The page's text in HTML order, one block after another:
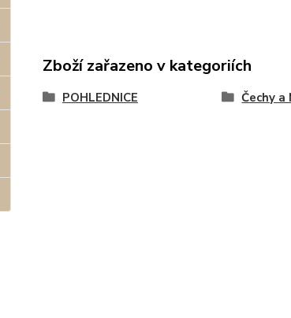
Zboží zařazeno v kategoriích
POHLEDNICE Čechy a